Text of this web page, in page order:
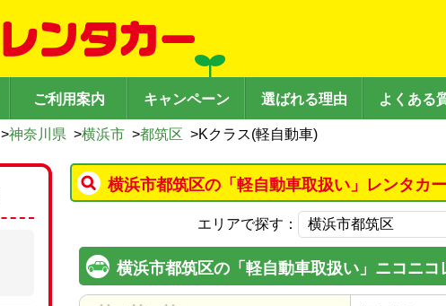
ご利用案内 キャンペーン 選ばれる理由 よくある
>神奈川県 >横浜市 >都筑区 >Kクラス(軽自動車)
横浜市都筑区の「軽自動車取扱い」レンタカ
エリアで探す：
横浜市都筑区の「軽自動車取扱い」ニコニ